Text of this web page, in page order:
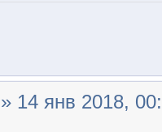
» 14 янв 2018,